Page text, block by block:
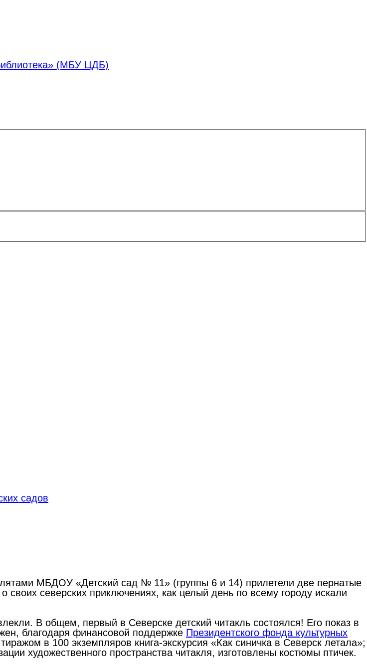
(МБУ ЦДБ)
садов
МБДОУ «Детский сад № 11» (группы 6 и 14) прилетели две пернатые
своих северских приключениях, как целый день по всему городу искали
В общем, первый в Северске детский читакль состоялся! Его показ в
благодаря финансовой поддержке Президентского фонда культурных
в 100 экземпляров книга-экскурсия «Как синичка в Северск летала»;
художественного пространства читакля, изготовлены костюмы птичек.